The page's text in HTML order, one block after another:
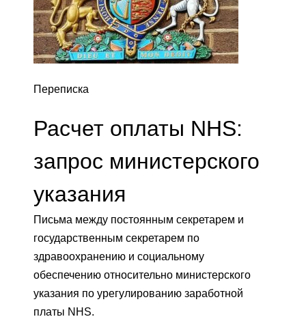
Переписка
Расчет оплаты NHS:
запрос министерского
указания
Письма между постоянным секретарем и
государственным секретарем по
здравоохранению и социальному
обеспечению относительно министерского
указания по урегулированию заработной
платы NHS.